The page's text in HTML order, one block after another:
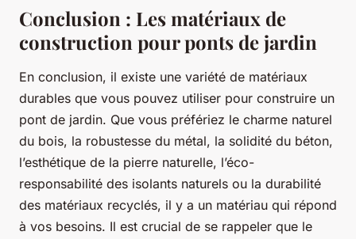
Conclusion : Les matériaux de
construction pour ponts de jardin
En conclusion, il existe une variété de matériaux
durables que vous pouvez utiliser pour construire un
pont de jardin. Que vous préfériez le charme naturel
du bois, la robustesse du métal, la solidité du béton,
l’esthétique de la pierre naturelle, l’éco-
responsabilité des isolants naturels ou la durabilité
des matériaux recyclés, il y a un matériau qui répond
à vos besoins. Il est crucial de se rappeler que le